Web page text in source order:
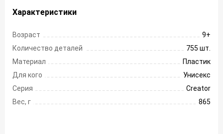
Характеристики
Возраст
9+
Количество деталей
755 шт.
Материал
Пластик
Для кого
Унисекс
Серия
Creator
Вес, г
865